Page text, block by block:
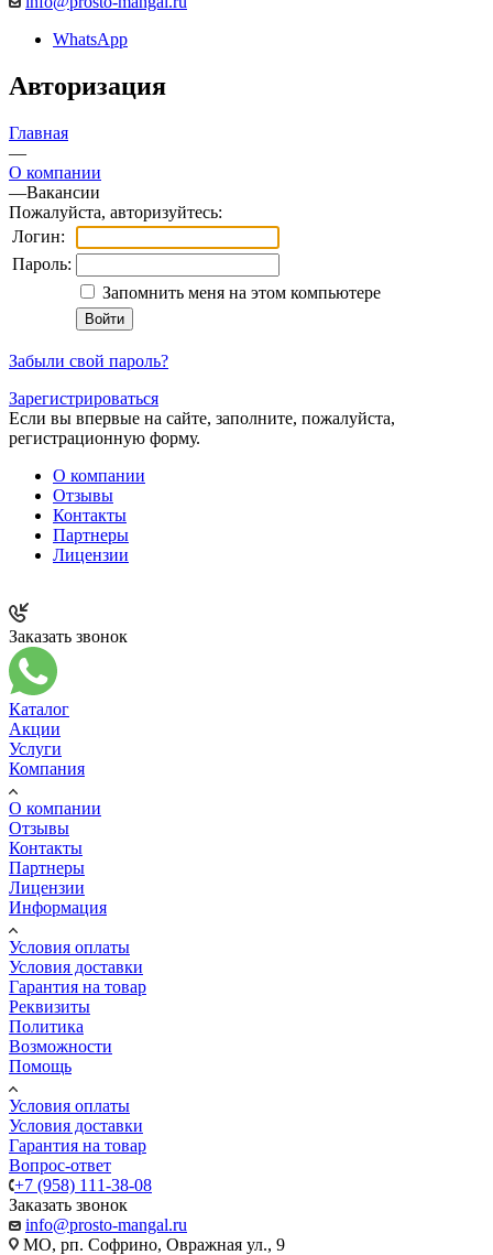
WhatsApp
Авторизация
Главная
—
О компании
—Вакансии
Пожалуйста, авторизуйтесь:
Логин:
Пароль:
Запомнить меня на этом компьютере
Забыли свой пароль?
Зарегистрироваться
Если вы впервые на сайте, заполните, пожалуйста,
регистрационную форму.
О компании
Отзывы
Контакты
Партнеры
Лицензии
Заказать звонок
Каталог
Акции
Услуги
Компания
О компании
Отзывы
Контакты
Партнеры
Лицензии
Информация
Условия оплаты
Условия доставки
Гарантия на товар
Реквизиты
Политика
Возможности
Помощь
Условия оплаты
Условия доставки
Гарантия на товар
Вопрос-ответ
+7 (958) 111-38-08
Заказать звонок
info@prosto-mangal.ru
МО, рп. Софрино, Овражная ул., 9